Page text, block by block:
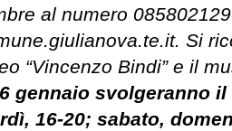
al numero
Si
“Vincenzo Bindi” e il
gennaio svolgeranno
16-20; sabato,